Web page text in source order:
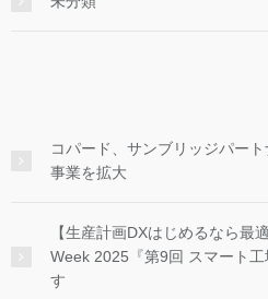
コパード、サンブリッジパー
事業を拡大
【生産計画DXはじめるなら
Week 2025『第9回 スマート
す